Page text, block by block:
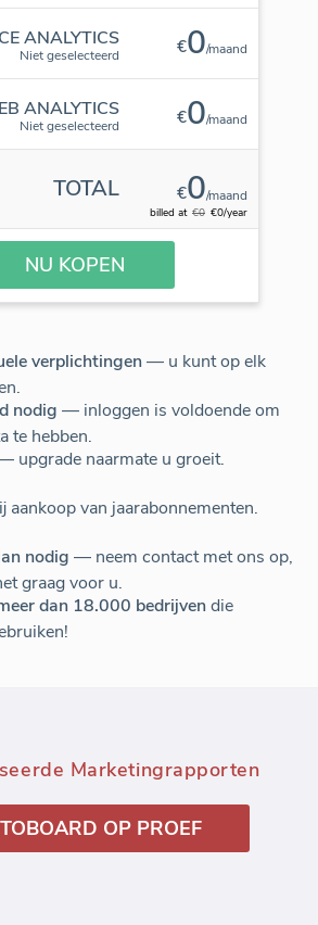
ANALYTICS
Niet geselecteerd €0/maand
ANALYTICS
Niet geselecteerd €0/maand
TOTAL €0/maand
billed at €0 €0/year
NU KOPEN
verplichtingen— u kunt op elk
nodig — inloggen is voldoende om
te hebben.
upgrade naarmate u groeit.
van jaarabonnementen.
nodig — neem contact met ons op,
graag voor u.
dan 18.000 bedrijvendie
Marketingrapporten
OP PROEF